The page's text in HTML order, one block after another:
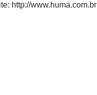
http://www.huma.com.br